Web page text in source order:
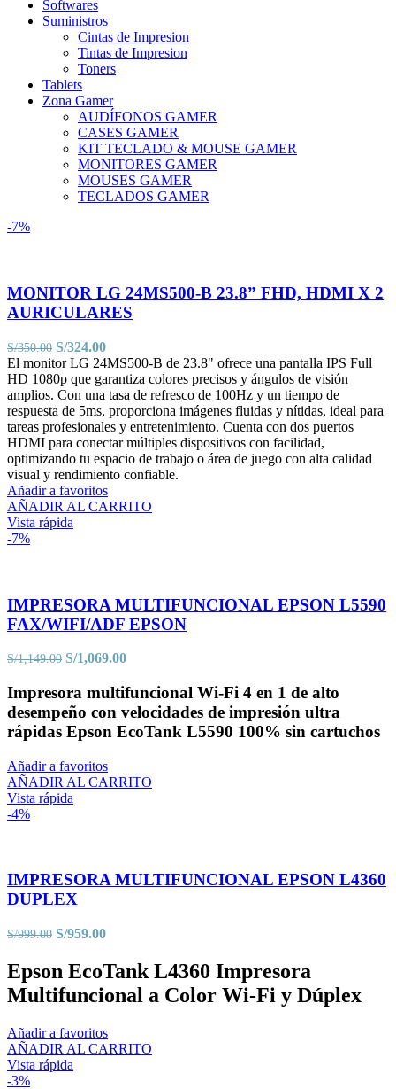
Softwares
Suministros
Cintas de Impresion
Tintas de Impresion
Toners
Tablets
Zona Gamer
AUDÍFONOS GAMER
CASES GAMER
KIT TECLADO & MOUSE GAMER
MONITORES GAMER
MOUSES GAMER
TECLADOS GAMER
-7%
MONITOR LG 24MS500-B 23.8” FHD, HDMI X 2
AURICULARES
S/350.00 El
precio
original
era:
S/350.00.
S/324.00El
precio
actual
es:
S/324.00.
El monitor LG 24MS500-B de 23.8" ofrece una pantalla IPS Full
HD 1080p que garantiza colores precisos y ángulos de visión
amplios. Con una tasa de refresco de 100Hz y un tiempo de
respuesta de 5ms, proporciona imágenes fluidas y nítidas, ideal para
tareas profesionales y entretenimiento. Cuenta con dos puertos
HDMI para conectar múltiples dispositivos con facilidad,
optimizando tu espacio de trabajo o área de juego con alta calidad
visual y rendimiento confiable.
Añadir a favoritos
AÑADIR AL CARRITO
Vista rápida
-7%
IMPRESORA MULTIFUNCIONAL EPSON L5590
FAX/WIFI/ADF EPSON
S/1,149.00 El
original
era:
S/1,149.00.
S/1,069.00El
actual
es:
S/1,069.00.
Impresora multifuncional Wi-Fi 4 en 1 de alto
desempeño con velocidades de impresión ultra
rápidas Epson EcoTank L5590 100% sin cartuchos
Añadir a favoritos
AÑADIR AL CARRITO
Vista rápida
-4%
IMPRESORA MULTIFUNCIONAL EPSON L4360
DUPLEX
S/999.00 El
original
era:
S/999.00.
S/959.00El
actual
es:
S/959.00.
Epson EcoTank L4360 Impresora
Multifuncional a Color Wi-Fi y Dúplex
Añadir a favoritos
AÑADIR AL CARRITO
Vista rápida
-3%